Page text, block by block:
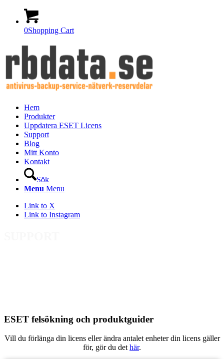
0Shopping Cart
Hem
Produkter
Uppdatera ESET Licens
Support
Blog
Mitt Konto
Kontakt
Sök
Menu Menu
Link to X
Link to Instagram
ESET felsökning och produktguider
Vill du förlänga din licens eller ändra antalet enheter din licens gäller
för, gör du det här.